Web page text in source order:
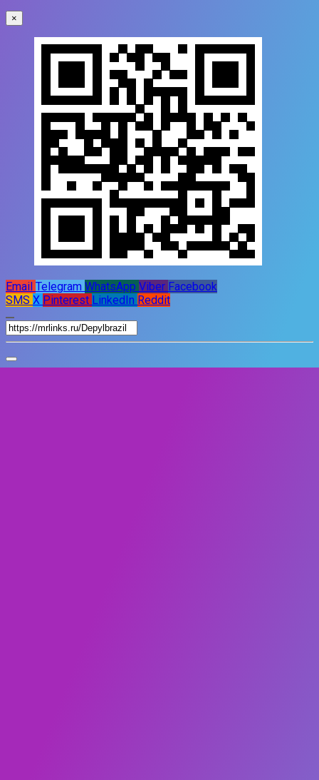
×
Email Telegram WhatsApp Viber Facebook
SMS X Pinterest LinkedIn Reddit